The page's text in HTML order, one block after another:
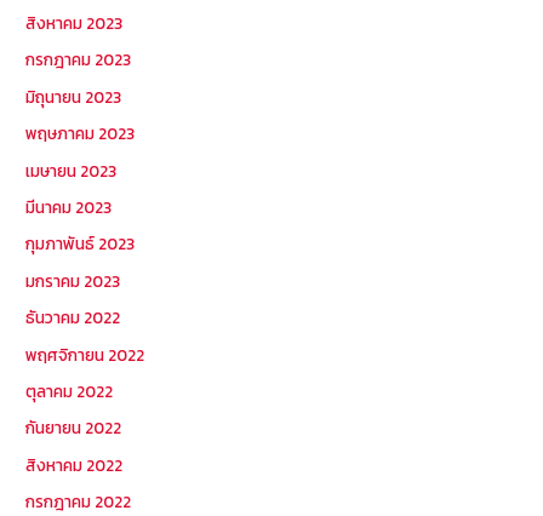
สิงหาคม 2023
กรกฎาคม 2023
มิถุนายน 2023
พฤษภาคม 2023
เมษายน 2023
มีนาคม 2023
กุมภาพันธ์ 2023
มกราคม 2023
ธันวาคม 2022
พฤศจิกายน 2022
ตุลาคม 2022
กันยายน 2022
สิงหาคม 2022
กรกฎาคม 2022